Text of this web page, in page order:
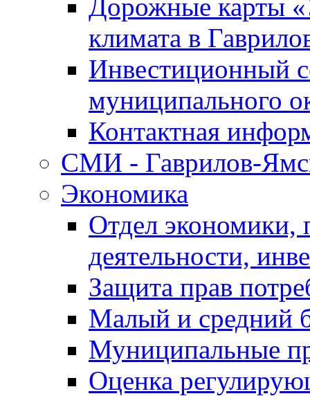
Дорожные карты
климата в
Инвестиционный
муниципального
Контактная
СМИ - Гаврилов-
Экономика
Отдел экономики,
деятельности,
Защита прав
Малый и средний
Муниципальные
Оценка